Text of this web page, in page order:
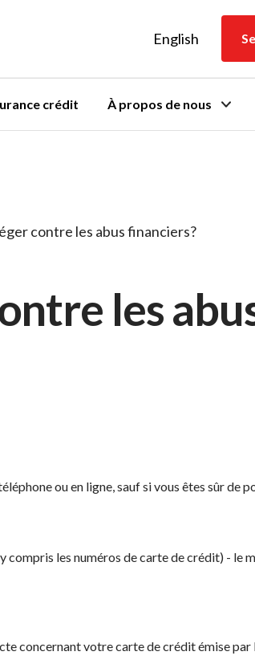
English English
crédit À propos de nous
contre les abus financiers?
les
ou en ligne, sauf si vous êtes sûr de
les numéros de carte de crédit) - le
concernant votre carte de crédit émise par